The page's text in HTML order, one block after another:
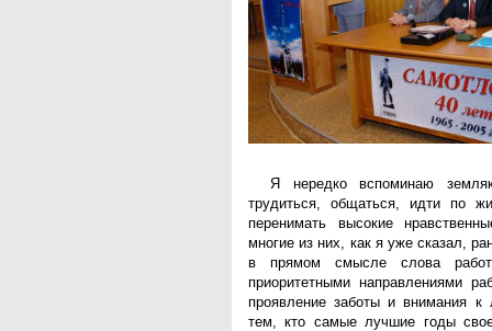
Я нередко вспоминаю
трудиться, общаться, идти по
перенимать высокие
многие из них, как я уже сказал,
в прямом смысле слова
приоритетными направлениями
проявление заботы и внимания к
тем, кто самые лучшие годы